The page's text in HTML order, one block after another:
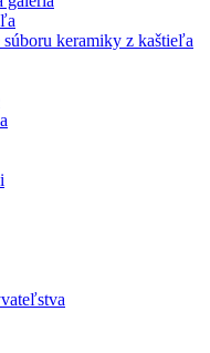
súboru keramiky z kaštieľa